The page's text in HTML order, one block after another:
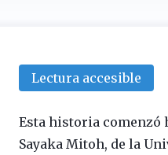
Lectura accesible
Esta historia comenzó
Sayaka Mitoh, de la